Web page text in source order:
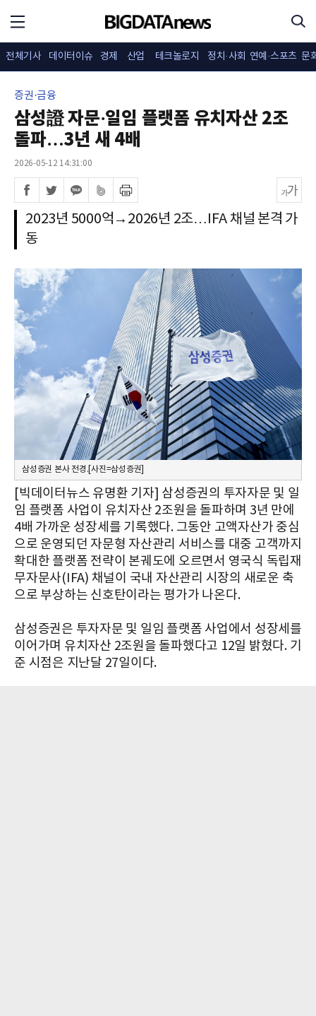
전체기사 데이터이슈 경제 산업 테크놀로지 정치·사회 연예·스포츠 문
증권·금융
삼성證 자문·일임 플랫폼 유치자산 2조
돌파…3년 새 4배
2026-05-12 14:31:00
2023년 5000억→2026년 2조…IFA 채널 본격 가
동
삼성증권 본사 전경.[사진=삼성증권]
[빅데이터뉴스 유명환 기자] 삼성증권의 투자자문 및 일
임 플랫폼 사업이 유치자산 2조원을 돌파하며 3년 만에
4배 가까운 성장세를 기록했다. 그동안 고액자산가 중심
으로 운영되던 자문형 자산관리 서비스를 대중 고객까지
확대한 플랫폼 전략이 본궤도에 오르면서 영국식 독립재
무자문사(IFA) 채널이 국내 자산관리 시장의 새로운 축
으로 부상하는 신호탄이라는 평가가 나온다.
삼성증권은 투자자문 및 일임 플랫폼 사업에서 성장세를
이어가며 유치자산 2조원을 돌파했다고 12일 밝혔다. 기
준 시점은 지난달 27일이다.